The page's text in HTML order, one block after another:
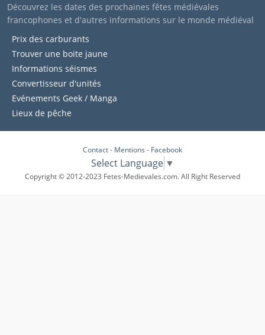
Découvrez les dates des prochaines fêtes médiévales
francophones et d'autres informations sur le monde médiéval
Prix des carburants
Trouver une boite jaune
Informations séismes
Convertisseur d'unités
Evénements Geek / Manga
Lieux de pêche
Contact- Mentions - Facebook
Select Language ▼
Copyright © 2012-2023 Fetes-Medievales.com. All Right Reserved